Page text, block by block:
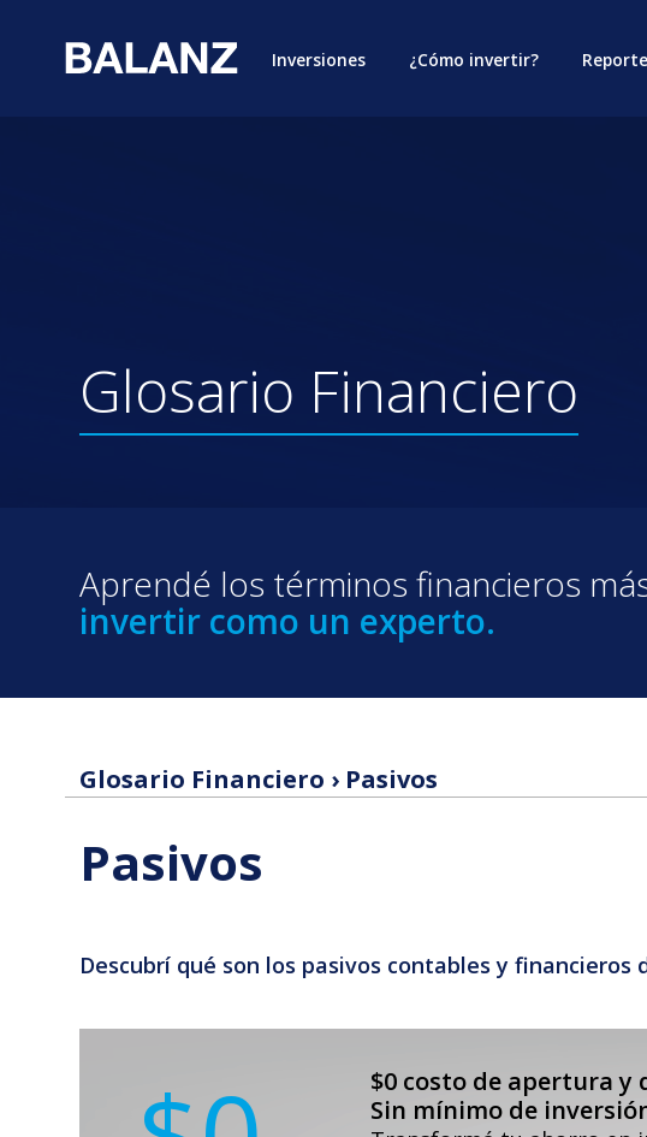
Inversiones ¿Cómo invertir?
Glosario Financiero
Aprendé los términos financieros
invertir como un experto.
Glosario Financiero › Pasivos
Pasivos
Descubrí qué son los pasivos contables y
$0 costo de apertura
Sin mínimo de